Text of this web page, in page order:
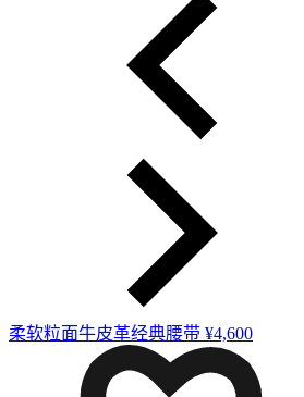
柔软粒面牛皮革经典腰带 ¥4,600